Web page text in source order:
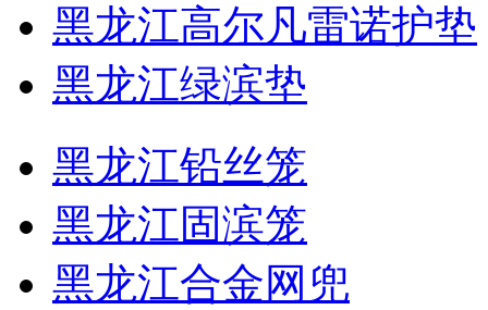
黑龙江高尔凡雷诺护垫
黑龙江绿滨垫
黑龙江铅丝笼
黑龙江固滨笼
黑龙江合金网兜